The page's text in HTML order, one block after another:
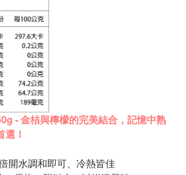
- 金桔與檸檬的完美結合， 記憶中熟
選！
開水調和即可、冷熱皆佳